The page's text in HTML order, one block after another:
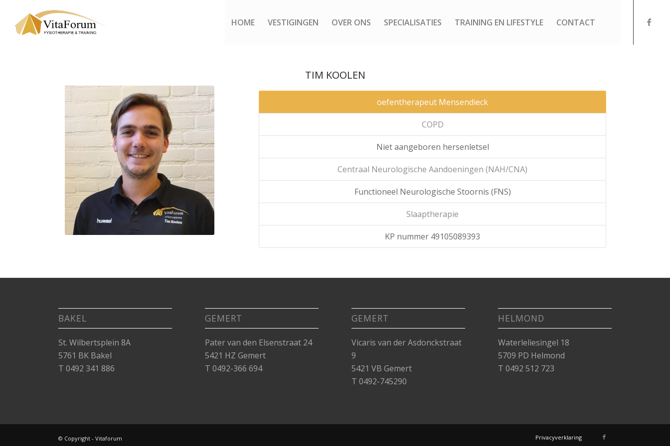
HOME VESTIGINGEN OVER ONS SPECIALISATIES TRAINING EN LIFESTYLE CONTACT
TIM KOOLEN
oefentherapeut Mensendieck
COPD
Niet aangeboren hersenletsel
Centraal Neurologische Aandoeningen (NAH/CNA)
Functioneel Neurologische Stoornis (FNS)
Slaaptherapie
KP nummer 49105089393
BAKEL
St. Wilbertsplein 8A
5761 BK Bakel
T 0492 341 886
GEMERT
Pater van den Elsenstraat 24
5421 HZ Gemert
T 0492-366 694
GEMERT
Vicaris van der Asdonckstraat
9
5421 VB Gemert
T 0492-745290
HELMOND
Waterleliesingel 18
5709 PD Helmond
T 0492 512 723
© Copyright - Vitaforum Privacyverklaring